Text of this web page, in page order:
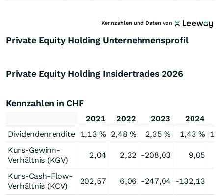
Kennzahlen und Daten von
Private Equity Holding Unternehmensprofil
Private Equity Holding Insidertrades 2026
Kennzahlen in CHF
2021 2022 2023 2024
Dividendenrendite
1,13 % 2,48 % 2,35 % 1,43 %
Kurs-Gewinn-
Verhältnis (KGV)
2,04 2,32 -208,03 9,05
Kurs-Cash-Flow-
Verhältnis (KCV)
202,57 6,06 -247,04 -132,13